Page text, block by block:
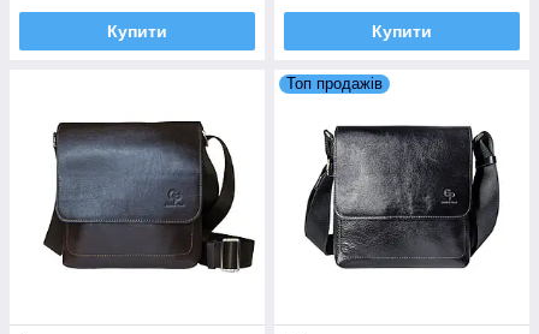
Купити Купити
Топ продажів